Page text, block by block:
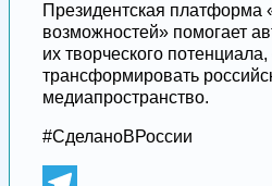
Президентская платформа
возможностей» помогает
их творческого
трансформировать
медиапространство.
#СделаноВРоссии